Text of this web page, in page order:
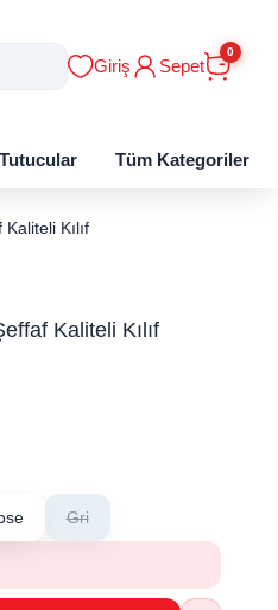
Giriş Sepet
0
Tüm Kategoriler
Kılıf
Kaliteli Kılıf
Gri